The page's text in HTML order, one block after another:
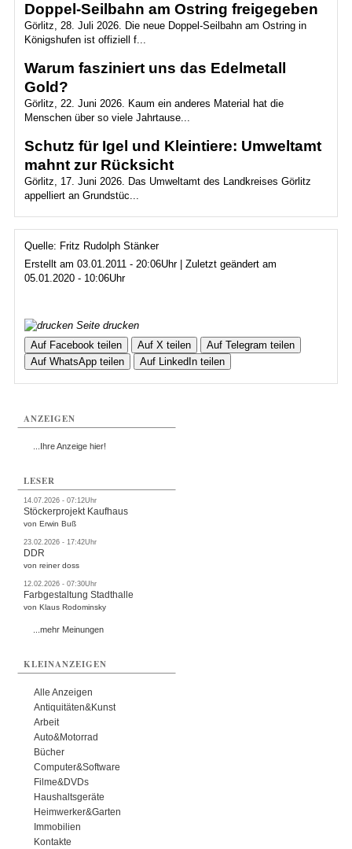
Doppel-Seilbahn am Ostring freigegeben
Görlitz, 28. Juli 2026. Die neue Doppel-Seilbahn am Ostring in
Königshufen ist offiziell f...
Warum fasziniert uns das Edelmetall
Gold?
Görlitz, 22. Juni 2026. Kaum ein anderes Material hat die
Menschen über so viele Jahrtause...
Schutz für Igel und Kleintiere: Umweltamt
mahnt zur Rücksicht
Görlitz, 17. Juni 2026. Das Umweltamt des Landkreises Görlitz
appelliert an Grundstüc...
Quelle: Fritz Rudolph Stänker
Erstellt am 03.01.2011 - 20:06Uhr | Zuletzt geändert am
05.01.2020 - 10:06Uhr
Seite drucken
Auf Facebook teilen
Auf X teilen
Auf Telegram teilen
Auf WhatsApp teilen
Auf LinkedIn teilen
ANZEIGEN
...Ihre Anzeige hier!
LESER
14.07.2026 - 07:12Uhr
Stöckerprojekt Kaufhaus
von Erwin Buß
23.02.2026 - 17:42Uhr
DDR
von reiner doss
12.02.2026 - 07:30Uhr
Farbgestaltung Stadthalle
von Klaus Rodominsky
...mehr Meinungen
KLEINANZEIGEN
Alle Anzeigen
Antiquitäten&Kunst
Arbeit
Auto&Motorrad
Bücher
Computer&Software
Filme&DVDs
Haushaltsgeräte
Heimwerker&Garten
Immobilien
Kontakte